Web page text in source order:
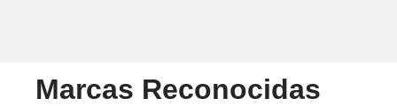
Marcas Reconocidas